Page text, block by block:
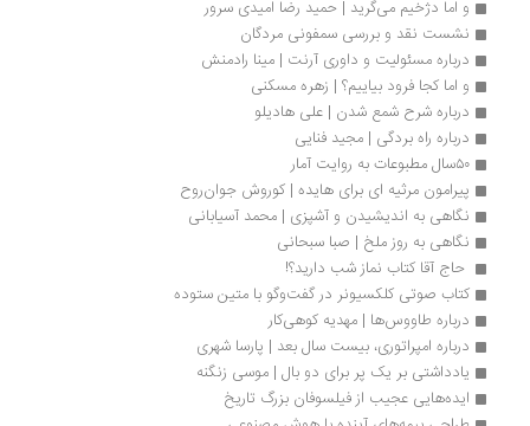
و اما دژخیم می‌گرید | حمید رضا امیدی سرور
نشست نقد و بررسی سمفونی مردگان
درباره مسئولیت و داوری آرنت | مینا رادمنش
و اما کجا فرود بیاییم؟ | زهره مسکنی
درباره شرح شمع شدن | علی هادیلو
درباره راه بردگی | مجید فنایی
پیرامون مرثیه ­ای برای هایده | کوروش جوان‌روح
نگاهی به اندیشیدن و آشپزی | محمد آسیابانی
نگاهی به روز ملخ | صبا سبحانی
حاج آقا کتاب نماز شب دارید؟!
کتاب صوتی کلکسیونر در گفت‌وگو با متین ستوده
درباره طاووس‌ها | مهدیه کوهی‌کار
درباره امپراتوری، بیست سال بعد | پارسا شهری
یادداشتی بر یک پر برای دو بال | موسی زنگنه
ایده‌‏هایی عجیب از فیلسوفان بزرگ تاریخ